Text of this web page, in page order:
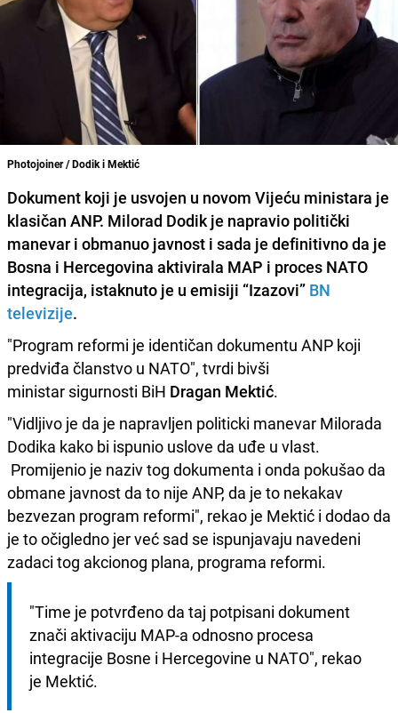
Photojoiner / Dodik i Mektić
Dokument koji je usvojen u novom Vijeću ministara je
klasičan ANP. Milorad Dodik je napravio politički
manevar i obmanuo javnost i sada je definitivno da je
Bosna i Hercegovina aktivirala MAP i proces NATO
integracija, istaknuto je u emisiji “Izazovi” BN
televizije.
"Program reformi je identičan dokumentu ANP koji
predviđa članstvo u NATO", tvrdi bivši
ministar sigurnosti BiH Dragan Mektić.
"Vidljivo je da je napravljen politicki manevar Milorada
Dodika kako bi ispunio uslove da uđe u vlast.
Promijenio je naziv tog dokumenta i onda pokušao da
obmane javnost da to nije ANP, da je to nekakav
bezvezan program reformi", rekao je Mektić i dodao da
je to očigledno jer već sad se ispunjavaju navedeni
zadaci tog akcionog plana, programa reformi.
"Time je potvrđeno da taj potpisani dokument
znači aktivaciju MAP-a odnosno procesa
integracije Bosne i Hercegovine u NATO", rekao
je Mektić.